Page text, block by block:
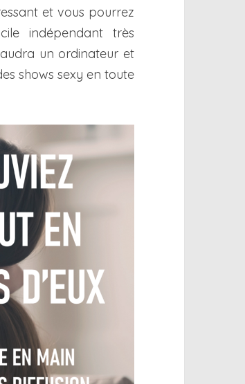
et vous pourrez
indépendant très
un ordinateur et
shows sexy en toute